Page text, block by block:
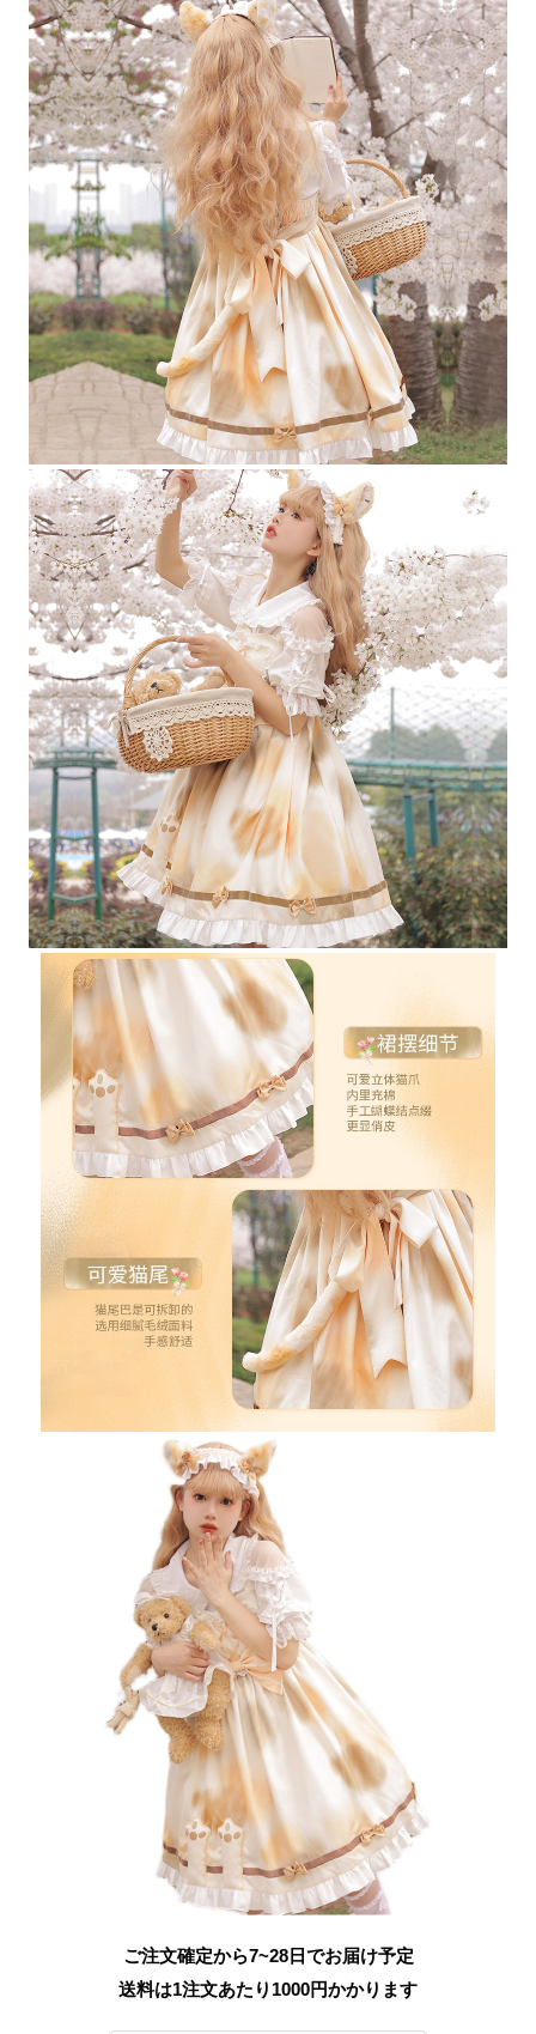
ご注文確定から7~28日でお届け予定
送料は1注文あたり 1000円かかります